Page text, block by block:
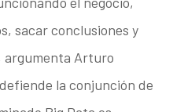
sacar conclusiones y
argumenta Arturo
la conjunción de